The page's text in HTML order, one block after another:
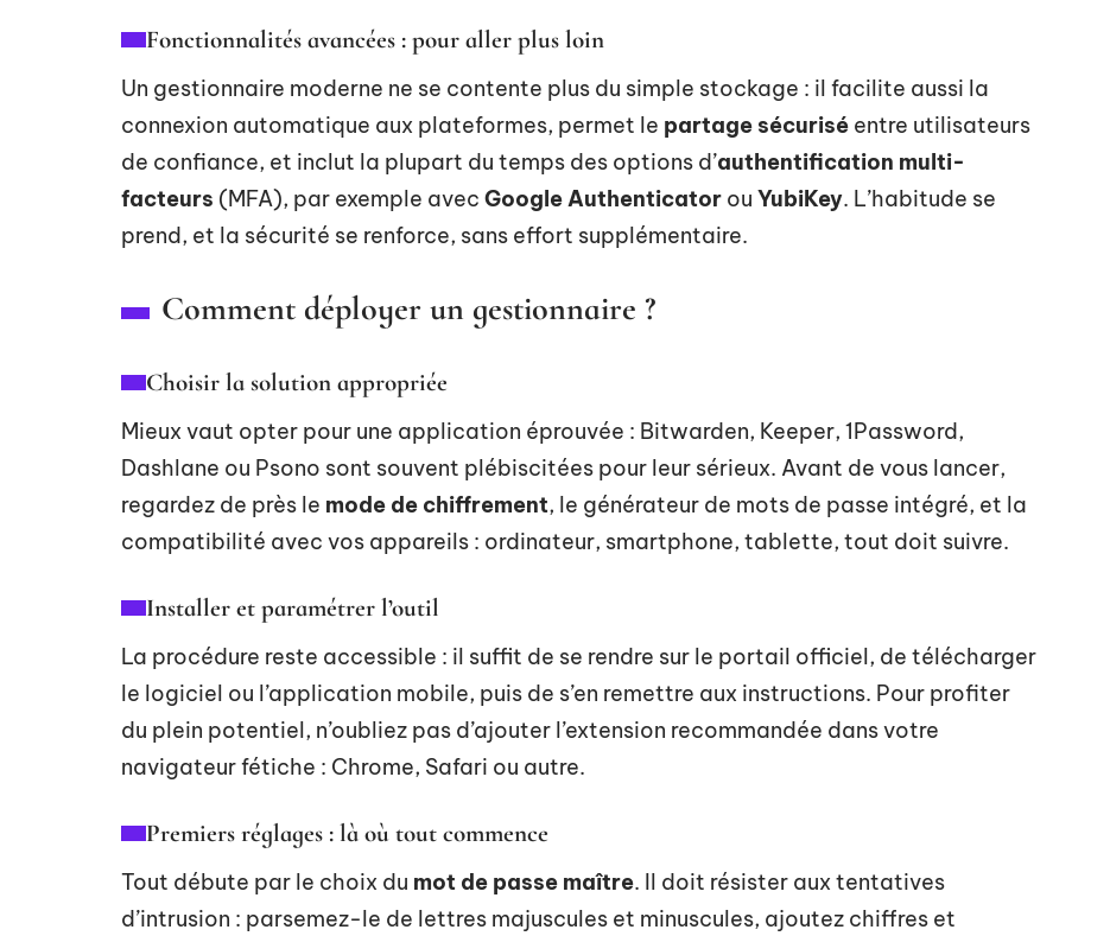
Fonctionnalités avancées : pour aller plus loin
Un gestionnaire moderne ne se contente plus du simple stockage : il facilite aussi la
connexion automatique aux plateformes, permet le partage sécurisé entre utilisateurs
de confiance, et inclut la plupart du temps des options d’authentification multi-
facteurs (MFA), par exemple avec Google Authenticator ou YubiKey. L’habitude se
prend, et la sécurité se renforce, sans effort supplémentaire.
Comment déployer un gestionnaire ?
Choisir la solution appropriée
Mieux vaut opter pour une application éprouvée : Bitwarden, Keeper, 1Password,
Dashlane ou Psono sont souvent plébiscitées pour leur sérieux. Avant de vous lancer,
regardez de près le mode de chiffrement, le générateur de mots de passe intégré, et la
compatibilité avec vos appareils : ordinateur, smartphone, tablette, tout doit suivre.
Installer et paramétrer l’outil
La procédure reste accessible : il suffit de se rendre sur le portail officiel, de télécharger
le logiciel ou l’application mobile, puis de s’en remettre aux instructions. Pour profiter
du plein potentiel, n’oubliez pas d’ajouter l’extension recommandée dans votre
navigateur fétiche : Chrome, Safari ou autre.
Premiers réglages : là où tout commence
Tout débute par le choix du mot de passe maître. Il doit résister aux tentatives
d’intrusion : parsemez-le de lettres majuscules et minuscules, ajoutez chiffres et